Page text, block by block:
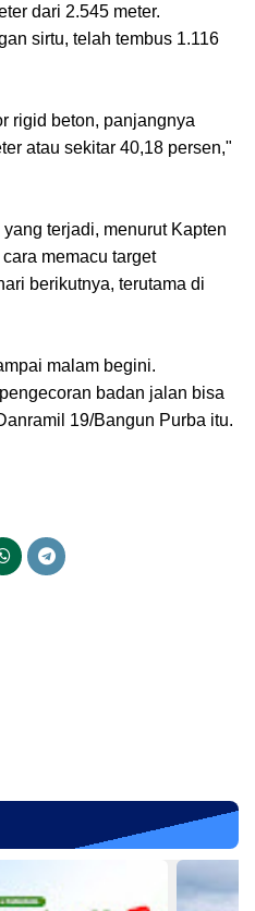
dari 2.545 meter.
sirtu, telah tembus 1.116
rigid beton, panjangnya
atau sekitar 40,18 persen,"
terjadi, menurut Kapten
memacu target
berikutnya, terutama di
malam begini.
badan jalan bisa
19/Bangun Purba itu.